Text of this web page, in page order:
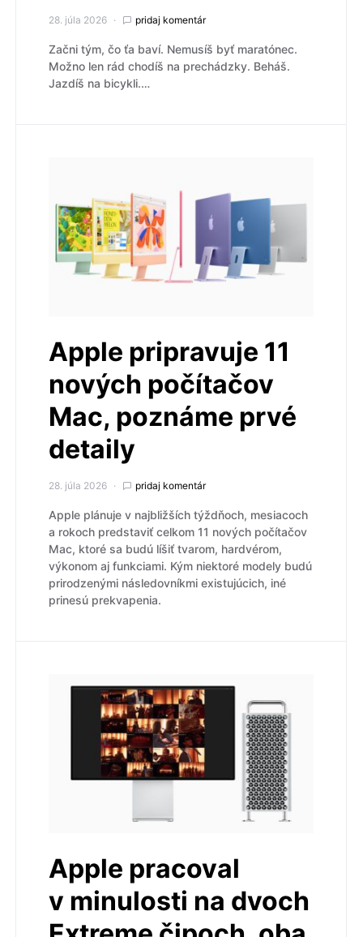
28. júla 2026 pridaj komentár
Začni tým, čo ťa baví. Nemusíš byť maratónec.
Možno len rád chodíš na prechádzky. Beháš.
Jazdíš na bicykli.…
Apple pripravuje 11
nových počítačov
Mac, poznáme prvé
detaily
28. júla 2026 pridaj komentár
Apple plánuje v najbližších týždňoch, mesiacoch
a rokoch predstaviť celkom 11 nových počítačov
Mac, ktoré sa budú líšiť tvarom, hardvérom,
výkonom aj funkciami. Kým niektoré modely budú
prirodzenými následovníkmi existujúcich, iné
prinesú prekvapenia.
Apple pracoval
v minulosti na dvoch